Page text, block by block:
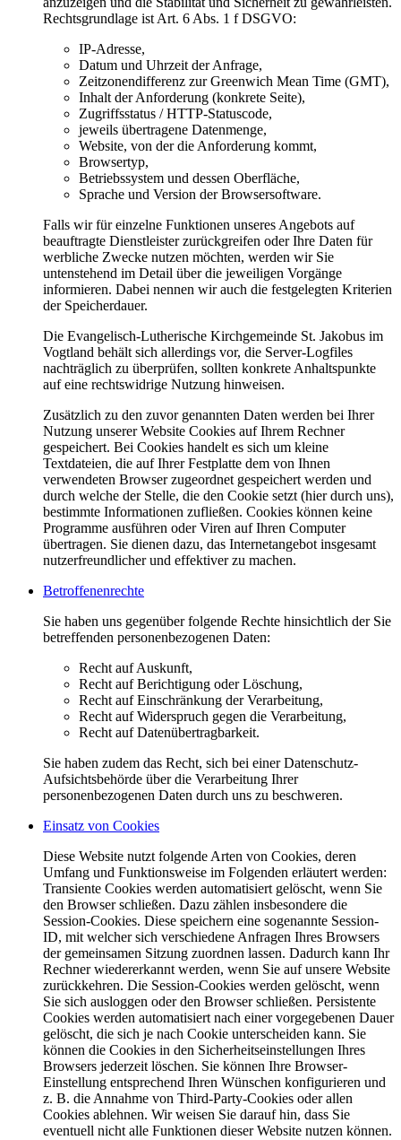
Rechtsgrundlage ist Art. 6 Abs. 1 f DSGVO:
IP-Adresse,
Datum und Uhrzeit der Anfrage,
Zeitzonendifferenz zur Greenwich Mean Time (GMT),
Inhalt der Anforderung (konkrete Seite),
Zugriffsstatus / HTTP-Statuscode,
jeweils übertragene Datenmenge,
Website, von der die Anforderung kommt,
Browsertyp,
Betriebssystem und dessen Oberfläche,
Sprache und Version der Browsersoftware.
Falls wir für einzelne Funktionen unseres Angebots auf
beauftragte Dienstleister zurückgreifen oder Ihre Daten für
werbliche Zwecke nutzen möchten, werden wir Sie
untenstehend im Detail über die jeweiligen Vorgänge
informieren. Dabei nennen wir auch die festgelegten Kriterien
der Speicherdauer.
Die Evangelisch-Lutherische Kirchgemeinde St. Jakobus im
Vogtland behält sich allerdings vor, die Server-Logfiles
nachträglich zu überprüfen, sollten konkrete Anhaltspunkte
auf eine rechtswidrige Nutzung hinweisen.
Zusätzlich zu den zuvor genannten Daten werden bei Ihrer
Nutzung unserer Website Cookies auf Ihrem Rechner
gespeichert. Bei Cookies handelt es sich um kleine
Textdateien, die auf Ihrer Festplatte dem von Ihnen
verwendeten Browser zugeordnet gespeichert werden und
durch welche der Stelle, die den Cookie setzt (hier durch uns),
bestimmte Informationen zufließen. Cookies können keine
Programme ausführen oder Viren auf Ihren Computer
übertragen. Sie dienen dazu, das Internetangebot insgesamt
nutzerfreundlicher und effektiver zu machen.
Betroffenenrechte
Sie haben uns gegenüber folgende Rechte hinsichtlich der Sie
betreffenden personenbezogenen Daten:
Recht auf Auskunft,
Recht auf Berichtigung oder Löschung,
Recht auf Einschränkung der Verarbeitung,
Recht auf Widerspruch gegen die Verarbeitung,
Recht auf Datenübertragbarkeit.
Sie haben zudem das Recht, sich bei einer Datenschutz-
Aufsichtsbehörde über die Verarbeitung Ihrer
personenbezogenen Daten durch uns zu beschweren.
Einsatz von Cookies
Diese Website nutzt folgende Arten von Cookies, deren
Umfang und Funktionsweise im Folgenden erläutert werden:
Transiente Cookies werden automatisiert gelöscht, wenn Sie
den Browser schließen. Dazu zählen insbesondere die
Session-Cookies. Diese speichern eine sogenannte Session-
ID, mit welcher sich verschiedene Anfragen Ihres Browsers
der gemeinsamen Sitzung zuordnen lassen. Dadurch kann Ihr
Rechner wiedererkannt werden, wenn Sie auf unsere Website
zurückkehren. Die Session-Cookies werden gelöscht, wenn
Sie sich ausloggen oder den Browser schließen. Persistente
Cookies werden automatisiert nach einer vorgegebenen Dauer
gelöscht, die sich je nach Cookie unterscheiden kann. Sie
können die Cookies in den Sicherheitseinstellungen Ihres
Browsers jederzeit löschen. Sie können Ihre Browser-
Einstellung entsprechend Ihren Wünschen konfigurieren und
z. B. die Annahme von Third-Party-Cookies oder allen
Cookies ablehnen. Wir weisen Sie darauf hin, dass Sie
eventuell nicht alle Funktionen dieser Website nutzen können.